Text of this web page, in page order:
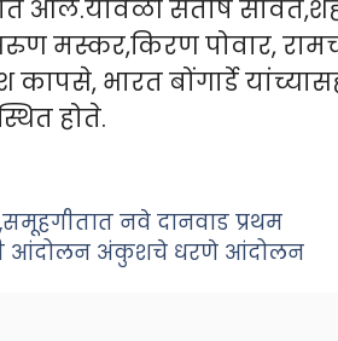
आले.यावेळी संतोष
मस्कर,किरण पोवार,
भारत बोंगार्डे
होते.
नवे दानवाड प्रथम
आंदोलन अंकुशचे धरणे आंदोलन